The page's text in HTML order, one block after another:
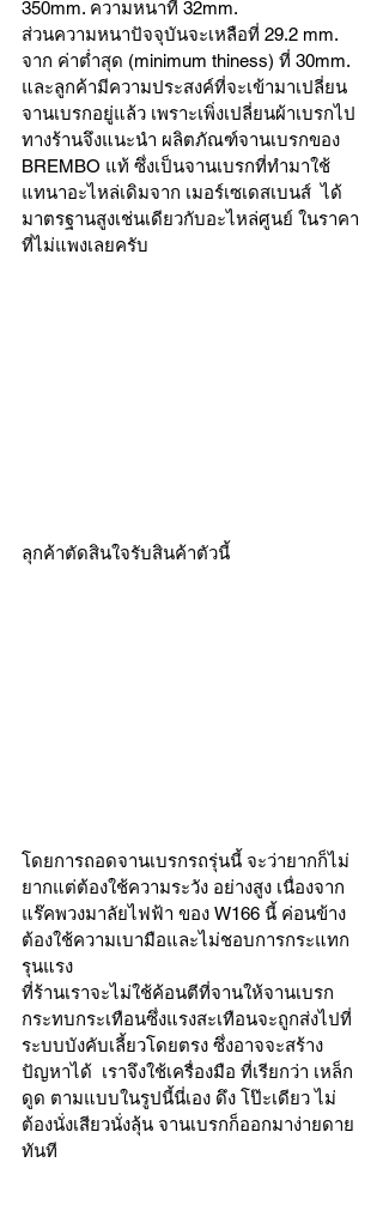
350mm. ความหนาที่ 32mm.
ส่วนความหนาปัจจุบันจะเหลือที่ 29.2 mm.
จาก ค่าต่ำสุด (minimum thiness) ที่ 30mm.
และลูกค้ามีความประสงค์ที่จะเข้ามาเปลี่ยน
จานเบรกอยู่แล้ว เพราะเพิ่งเปลี่ยนผ้าเบรกไป
ทางร้านจึงแนะนำ ผลิตภัณฑ์จานเบรกของ
BREMBO แท้ ซึ่งเป็นจานเบรกที่ทำมาใช้
แทนาอะไหล่เดิมจาก เมอร์เซเดสเบนส์  ได้
มาตรฐานสูงเช่นเดียวกับอะไหล่ศูนย์ ในราคา
ที่ไม่แพงเลยครับ
ลุกค้าตัดสินใจรับสินค้าตัวนี้
โดยการถอดจานเบรกรถรุ่นนี้ จะว่ายากก็ไม่
ยากแต่ต้องใช้ความระวัง อย่างสูง เนื่องจาก
แร๊คพวงมาลัยไฟฟ้า ของ W166 นี้ ค่อนข้าง
ต้องใช้ความเบามือและไม่ชอบการกระแทก
รุนแรง
ที่ร้านเราจะไม่ใช้ค้อนตีที่จานให้จานเบรก
กระทบกระเทือนซึ่งแรงสะเทือนจะถูกส่งไปที่
ระบบบังคับเลี้ยวโดยตรง ซึ่งอาจจะสร้าง
ปัญหาได้  เราจึงใช้เครื่องมือ ที่เรียกว่า เหล็ก
ดูด ตามแบบในรูปนี้นี่เอง ดึง โป๊ะเดียว ไม่
ต้องนั่งเสียวนั่งลุ้น จานเบรกก็ออกมาง่ายดาย
ทันที